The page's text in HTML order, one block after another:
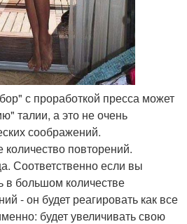
с проработкой пресса может
талии, а это не очень
соображений.
повторений.
Соответственно если вы
в большом количестве
- он будет реагировать как все
будет увеличивать свою